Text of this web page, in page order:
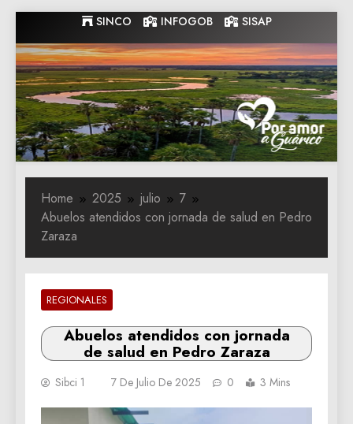
to
content
SINCO INFOGOB SISAP
Gobernacion
de Guarico
Gobernacion de Guarico
Home 2025 julio
7
Abuelos atendidos con jornada de salud en Pedro
Zaraza
REGIONALES
Abuelos atendidos con jornada
de salud en Pedro Zaraza
Sibci 1 7 De Julio De 2025 0 3 Mins